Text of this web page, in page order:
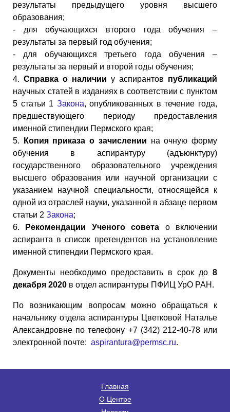
результаты предыдущего уровня высшего
образования;
- для обучающихся второго года обучения –
результаты за первый год обучения;
- для обучающихся третьего года обучения –
результаты за первый и второй годы обучения;
4. Справка о наличии у аспирантов публикаций
научных статей в изданиях в соответствии с пунктом
5 статьи 1 Закона, опубликованных в течение года,
предшествующего периоду предоставления
именной стипендии Пермского края;
5. Копия приказа о зачислении на очную форму
обучения в аспирантуру (адъюнктуру)
государственного образовательного учреждения
высшего образования или научной организации с
указанием научной специальности, относящейся к
одной из отраслей науки, указанной в абзаце первом
статьи 2 Закона;
6.
Рекомендации Ученого совета о включении
аспиранта в список претендентов на установление
именной стипендии Пермского края.
Документы необходимо предоставить в срок до 8
декабря 2020 в отдел аспирантуры ПФИЦ УрО РАН.
По возникающим вопросам можно обращаться к
начальнику отдела аспирантуры Цветковой Наталье
Александровне по телефону +7 (342) 212-40-78 или
электронной почте: aspirantura@permsc.ru.
Главная
О Центре